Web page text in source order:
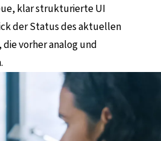
klar strukturierte UI
der Status des aktuellen
vorher analog und